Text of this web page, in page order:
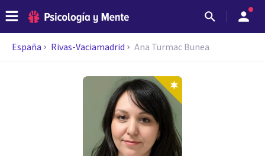
España Rivas-Vaciamadrid Ana Turmac Bunea